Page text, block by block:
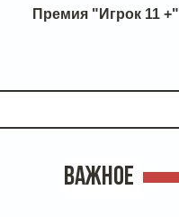
Премия "Игрок 11 +"
ВАЖНОЕ